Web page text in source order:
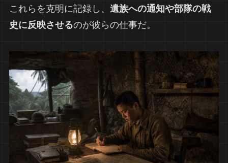
これらを克明に記録し、 遺族への通知や部隊の戦
史に反映させるのが彼らの仕事だ。